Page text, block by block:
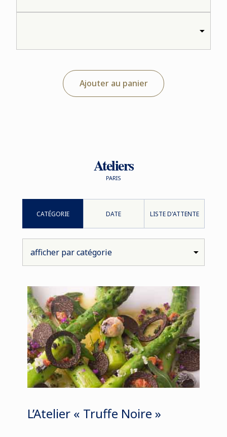
Ajouter au panier
Ateliers
PARIS
CATÉGORIE DATE LISTE D'ATTENTE
L’Atelier « Truffe Noire »